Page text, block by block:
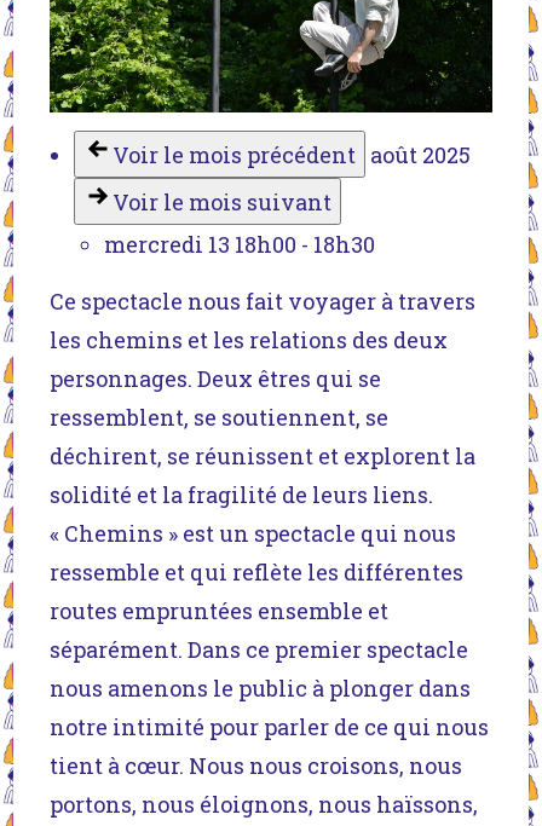
Voir le mois précédent août 2025
Voir le mois suivant
mercredi 13 18h00 - 18h30
Ce spectacle nous fait voyager à travers
les chemins et les relations des deux
personnages. Deux êtres qui se
ressemblent, se soutiennent, se
déchirent, se réunissent et explorent la
solidité et la fragilité de leurs liens.
« Chemins » est un spectacle qui nous
ressemble et qui reflète les différentes
routes empruntées ensemble et
séparément. Dans ce premier spectacle
nous amenons le public à plonger dans
notre intimité pour parler de ce qui nous
tient à cœur. Nous nous croisons, nous
portons, nous éloignons, nous haïssons,